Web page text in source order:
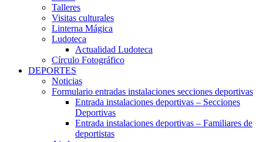
Talleres
Visitas culturales
Linterna Mágica
Ludoteca
Actualidad Ludoteca
Círculo Fotográfico
DEPORTES
Noticias
Formulario entradas instalaciones secciones deportivas
Entrada instalaciones deportivas – Secciones
Deportivas
Entrada instalaciones deportivas – Familiares de
deportistas